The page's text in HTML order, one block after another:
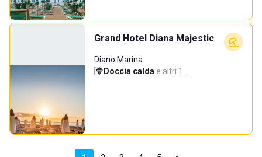
Grand Hotel Diana Majestic
Diano Marina
Doccia calda·e altri 1…